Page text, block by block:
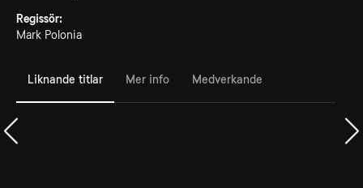
Regissör:
Mark Polonia
Liknande titlar Mer info Medverkande